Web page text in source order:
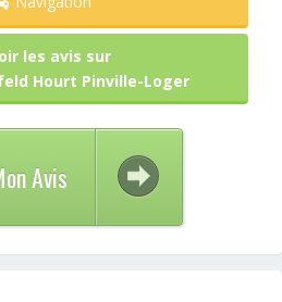
les avis sur
Hourt Pinville-Loger
Avis